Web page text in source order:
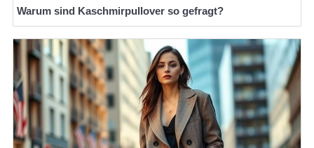
Warum sind Kaschmirpullover so gefragt?